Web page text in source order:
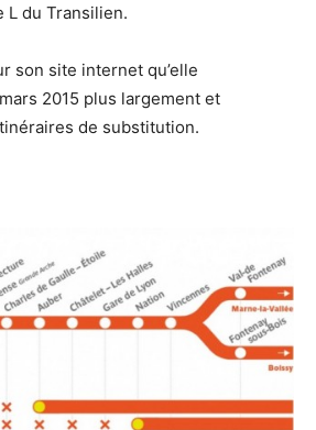
L du Transilien.
son site internet qu’elle
2015 plus largement et
de substitution.